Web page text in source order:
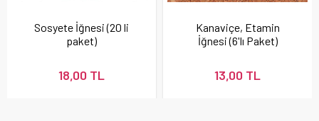
Sosyete İğnesi (20 li
paket)
18,00 TL
Kanaviçe, Etamin
İğnesi (6'lı Paket)
13,00 TL